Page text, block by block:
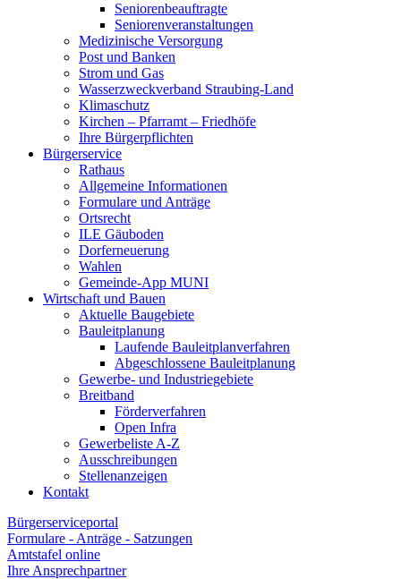
Seniorenbeauftragte
Seniorenveranstaltungen
Medizinische Versorgung
Post und Banken
Strom und Gas
Wasserzweckverband Straubing-Land
Klimaschutz
Kirchen – Pfarramt – Friedhöfe
Ihre Bürgerpflichten
Bürgerservice
Rathaus
Allgemeine Informationen
Formulare und Anträge
Ortsrecht
ILE Gäuboden
Dorferneuerung
Wahlen
Gemeinde-App MUNI
Wirtschaft und Bauen
Aktuelle Baugebiete
Bauleitplanung
Laufende Bauleitplanverfahren
Abgeschlossene Bauleitplanung
Gewerbe- und Industriegebiete
Breitband
Förderverfahren
Open Infra
Gewerbeliste A-Z
Ausschreibungen
Stellenanzeigen
Kontakt
Bürgerserviceportal
Formulare - Anträge - Satzungen
Amtstafel online
Ihre Ansprechpartner